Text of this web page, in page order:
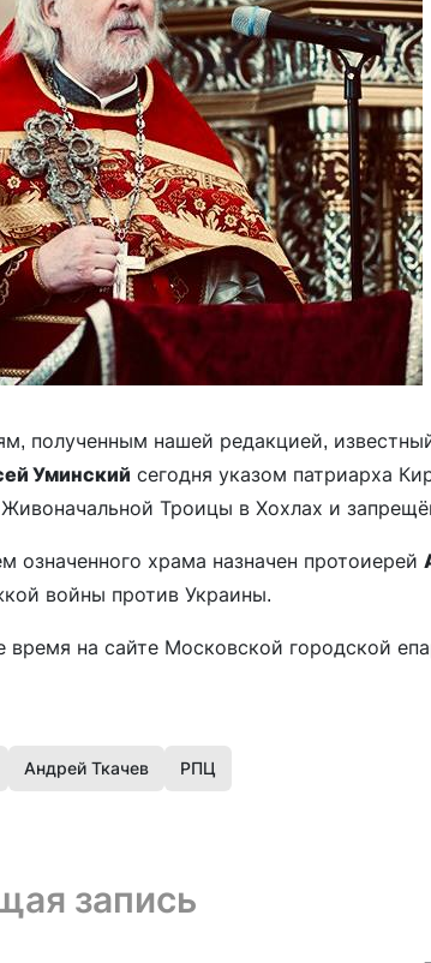
полученным нашей редакцией,
Уминский сегодня указом патриарха
Троицы в Хохлах и
означенного храма назначен протоиерей
войны против Украины.
время на сайте Московской городской
Андрей Ткачев РПЦ
и следующая запись
запись